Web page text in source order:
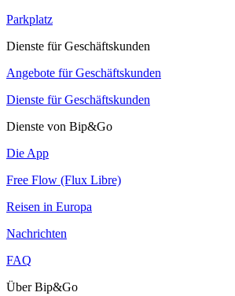
Parkplatz
Dienste für Geschäftskunden
Angebote für Geschäftskunden
Dienste für Geschäftskunden
Dienste von Bip&Go
Die App
Free Flow (Flux Libre)
Reisen in Europa
Nachrichten
FAQ
Über Bip&Go